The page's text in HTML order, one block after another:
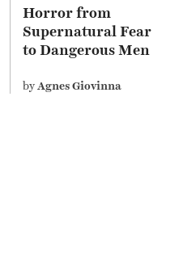
Horror from
Supernatural Fear
to Dangerous Men
Screen
byAgnes Giovinna